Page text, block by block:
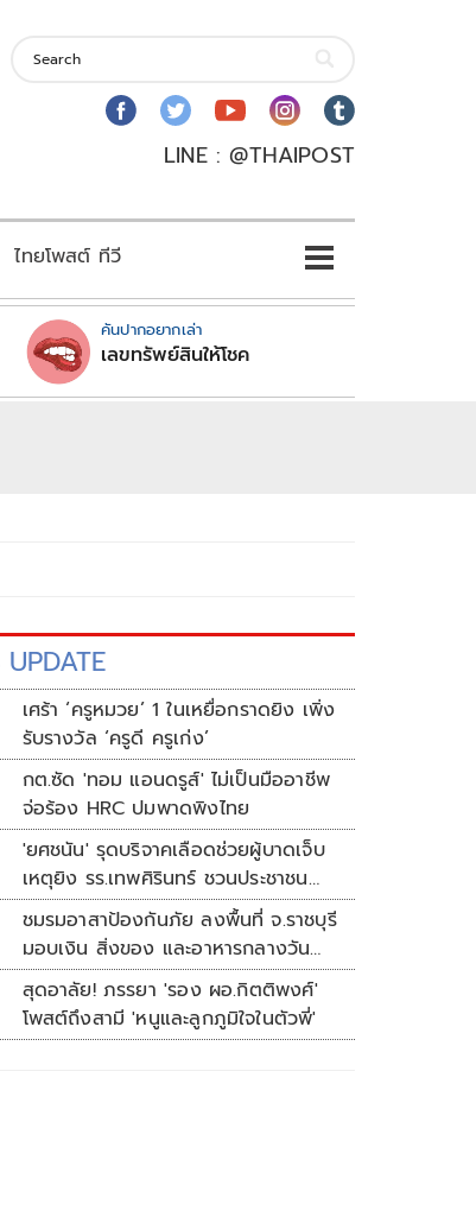
LINE : @THAIPOST
ไทยโพสต์ ทีวี
คันปากอยากเล่า
เลขทรัพย์สินให้โชค
เศร้า ‘ครูหมวย’ 1 ในเหยื่อกราดยิง เพิ่ง
รับรางวัล ‘ครูดี ครูเก่ง’
กต.ซัด 'ทอม แอนดรูส์' ไม่เป็นมืออาชีพ
จ่อร้อง HRC ปมพาดพิงไทย
'ยศชนัน' รุดบริจาคเลือดช่วยผู้บาดเจ็บ
เหตุยิง รร.เทพศิรินทร์ ชวนประชาชน
ร่วมบริจาค
ชมรมอาสาป้องกันภัย ลงพื้นที่ จ.ราชบุรี
มอบเงิน สิ่งของ และอาหารกลางวัน
แก่โรงเรียนบ้านหนองน้ำใส
สุดอาลัย! ภรรยา 'รอง ผอ.กิตติพงศ์'
โพสต์ถึงสามี 'หนูและลูกภูมิใจในตัวพี่'